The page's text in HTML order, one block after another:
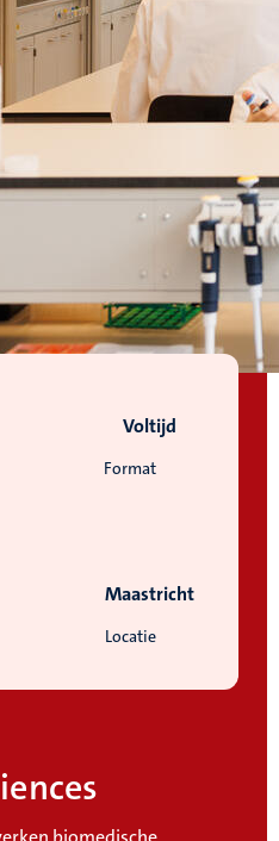
Format
Voltijd
Locatie
Maastricht